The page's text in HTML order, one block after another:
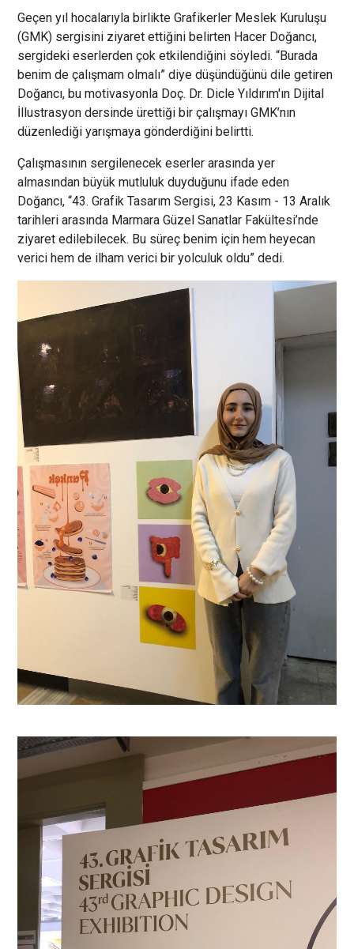
Geçen yıl hocalarıyla birlikte Grafikerler Meslek Kuruluşu
(GMK) sergisini ziyaret ettiğini belirten Hacer Doğancı,
sergideki eserlerden çok etkilendiğini söyledi. “Burada
benim de çalışmam olmalı” diye düşündüğünü dile getiren
Doğancı, bu motivasyonla Doç. Dr. Dicle Yıldırım'ın Dijital
İllustrasyon dersinde ürettiği bir çalışmayı GMK’nın
düzenlediği yarışmaya gönderdiğini belirtti.
Çalışmasının sergilenecek eserler arasında yer
almasından büyük mutluluk duyduğunu ifade eden
Doğancı, “43. Grafik Tasarım Sergisi, 23 Kasım - 13 Aralık
tarihleri arasında Marmara Güzel Sanatlar Fakültesi’nde
ziyaret edilebilecek. Bu süreç benim için hem heyecan
verici hem de ilham verici bir yolculuk oldu” dedi.